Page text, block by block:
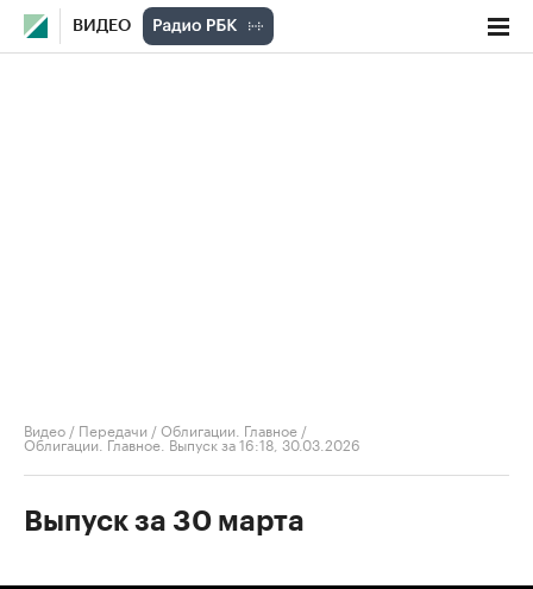
ВИДЕО
Видео / Передачи /Облигации. Главное /
Облигации. Главное. Выпуск за 16:18, 30.03.2026
Выпуск за 30 марта